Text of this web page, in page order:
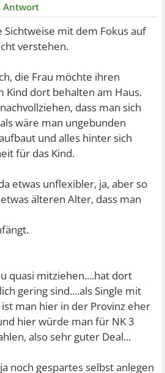
Antwort
Sichtweise mit dem Fokus auf
verstehen.
die Frau möchte ihren
Kind dort behalten am Haus.
dass man sich
wäre man ungebunden
und alles hinter sich
für das Kind.
etwas unflexibler, ja, aber so
älteren Alter, dass man
quasi mitziehen....hat dort
gering sind....als Single mit
man hier in der Provinz eher
hier würde man für NK 3
also sehr guter Deal...
noch gespartes selbst anlegen